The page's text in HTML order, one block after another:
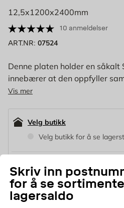
Skriv inn
for å se
lagersaldo
12,5x1200x2400mm
10 anmeldelser
ART.NR: 07524
Denne platen holder en såkalt
innebærer at den oppfyller
når det gjelder
oppfyller platen kravene til
Vis mer
Velg butikk
Velg butikk for å se
Angi postnummer for å